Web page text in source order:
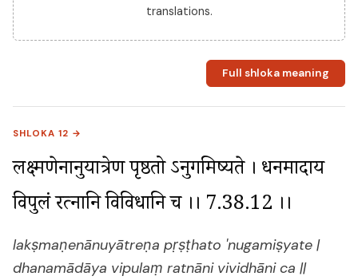
translations.
Full shloka meaning
SHLOKA 12 →
लक्ष्मणेनानुयात्रेण पृष्ठतो ऽनुगमिष्यते । धनमादाय
विपुलं रत्नानि विविधानि च ।। 7.38.12 ।।
lakṣmaṇenānuyātreṇa pṛṣṭhato 'nugamiṣyate |
dhanamādāya vipulaṃ ratnāni vividhāni ca ||